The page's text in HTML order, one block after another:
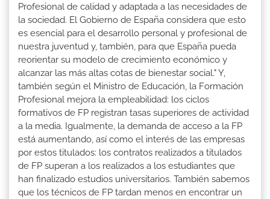
Profesional de calidad y adaptada a las necesidades de
la sociedad. El Gobierno de España considera que esto
es esencial para el desarrollo personal y profesional de
nuestra juventud y, también, para que España pueda
reorientar su modelo de crecimiento económico y
alcanzar las más altas cotas de bienestar social." Y,
también según el Ministro de Educación, la Formación
Profesional mejora la empleabilidad: los ciclos
formativos de FP registran tasas superiores de actividad
a la media. Igualmente, la demanda de acceso a la FP
está aumentando, así como el interés de las empresas
por estos titulados: los contratos realizados a titulados
de FP superan a los realizados a los estudiantes que
han finalizado estudios universitarios. También sabemos
que los técnicos de FP tardan menos en encontrar un